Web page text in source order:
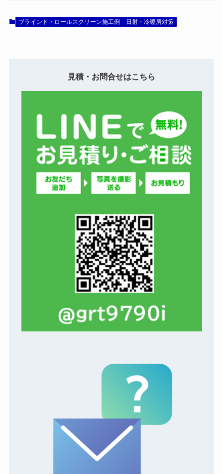
ブラインド・ロールスクリーン施工例 日射・冷暖房対策
見積・お問合せはこちら